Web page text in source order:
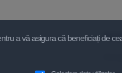
a vă asigura că beneficiați de